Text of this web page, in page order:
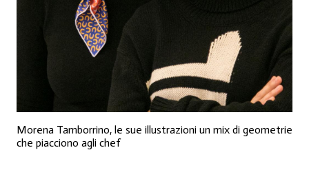
Morena Tamborrino, le sue illustrazioni un mix di geometrie
che piacciono agli chef